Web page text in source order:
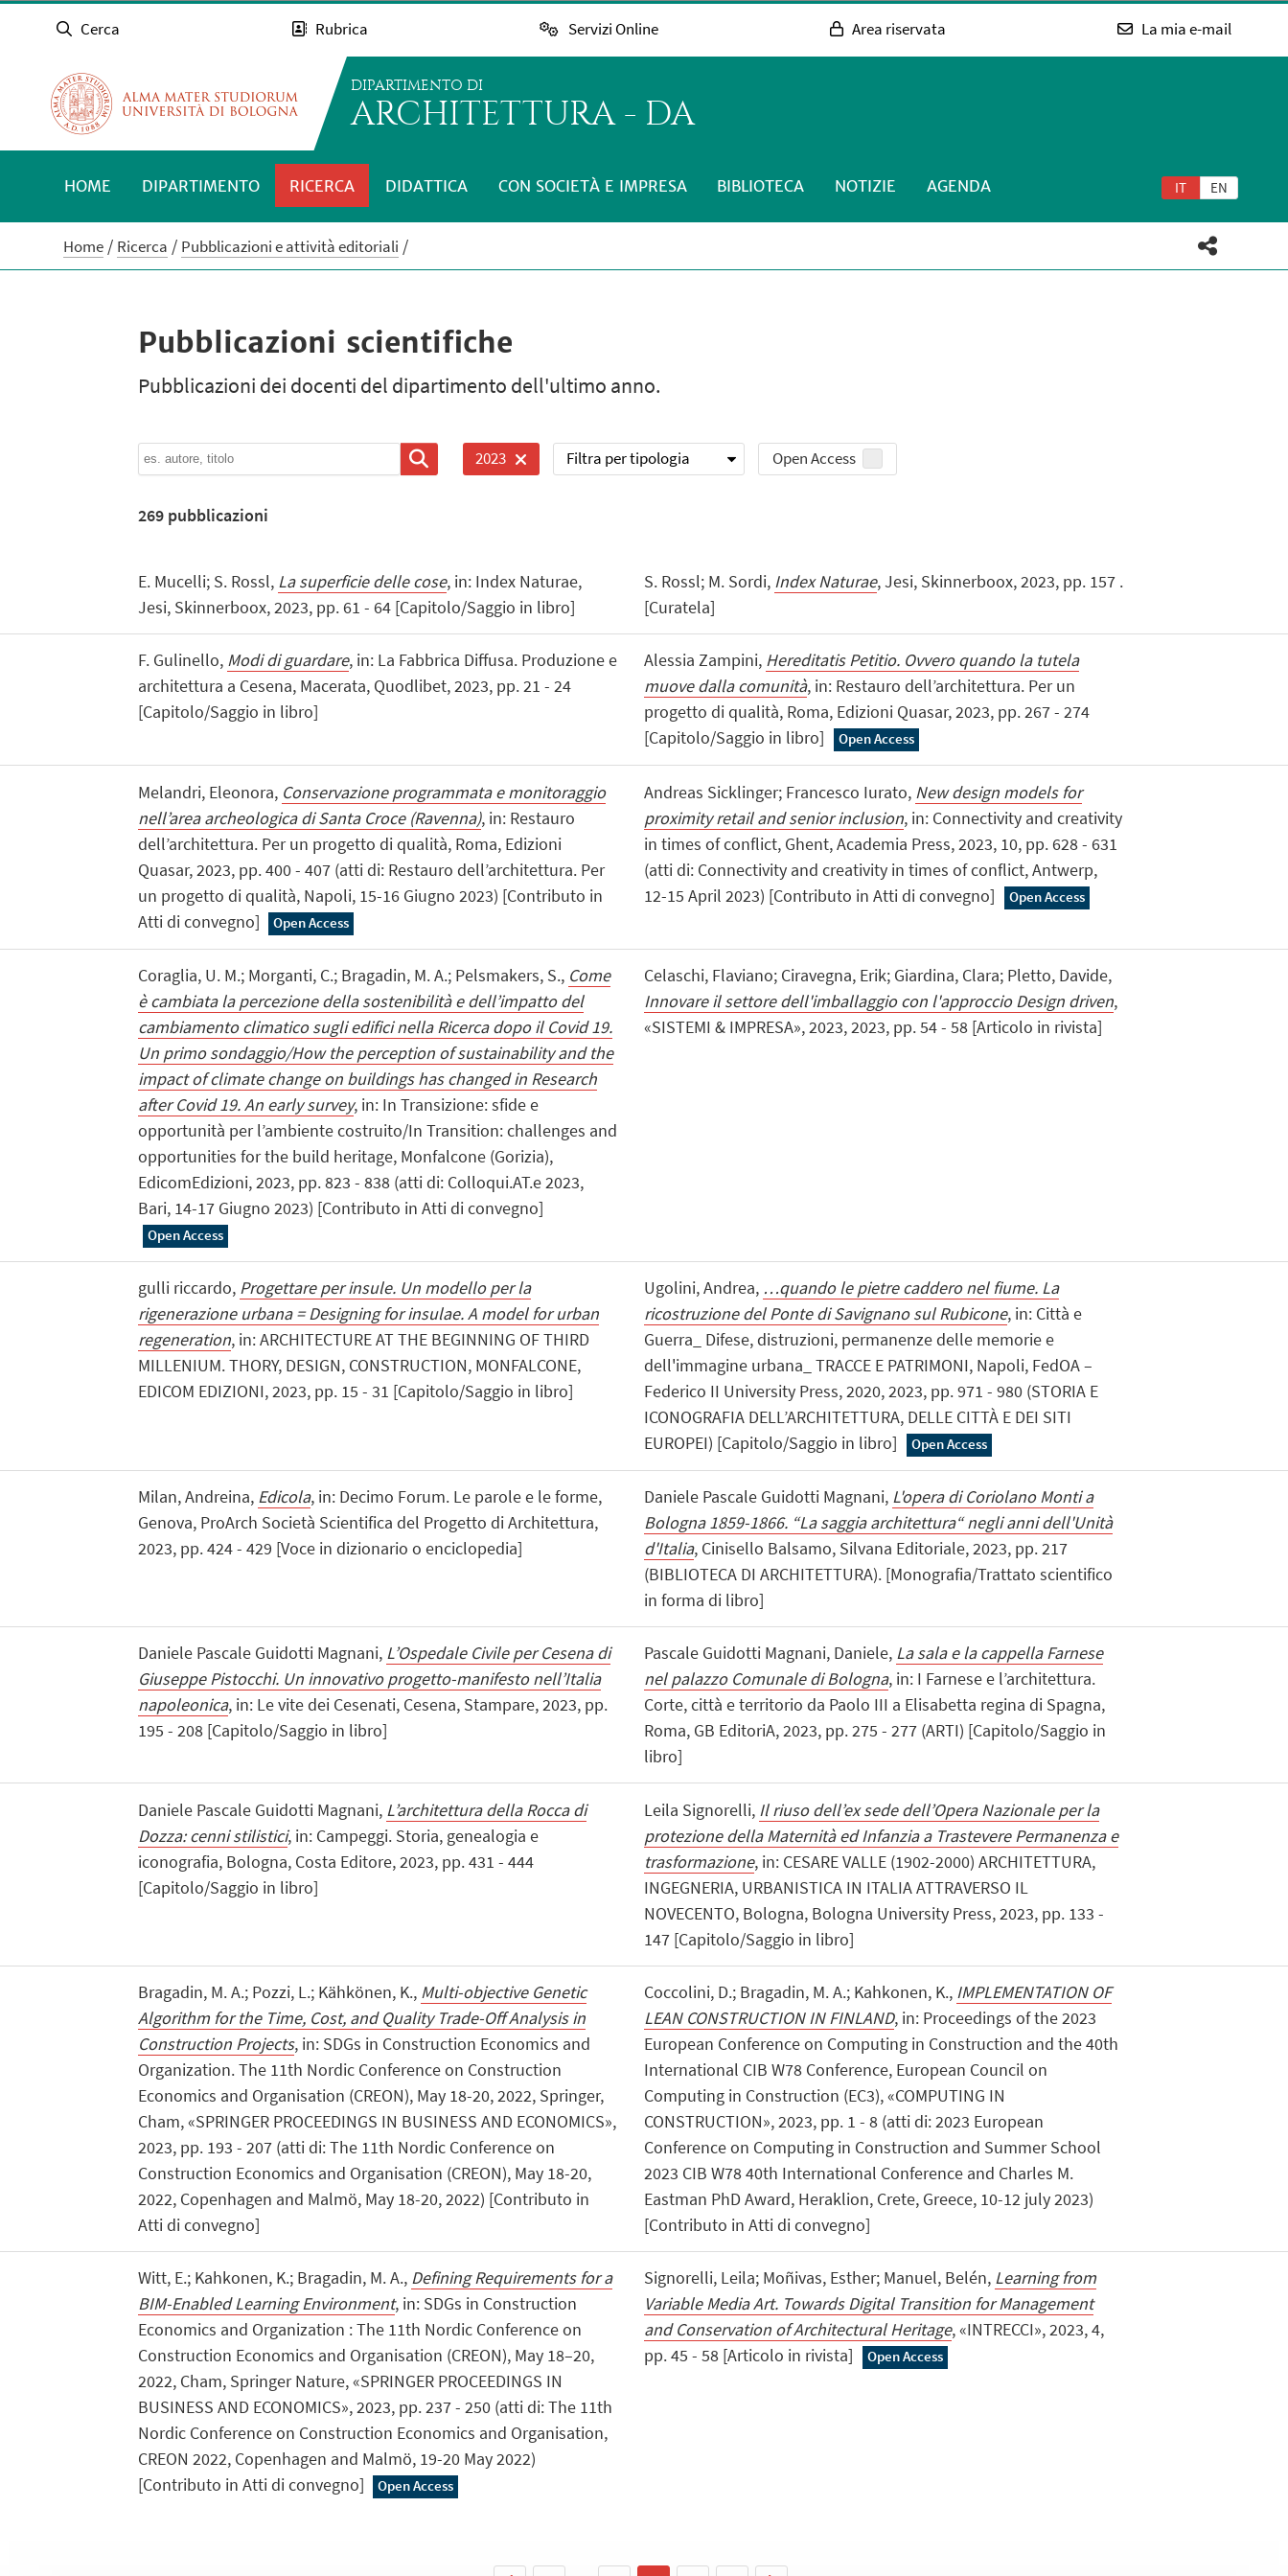
Cerca Rubrica Servizi Online Area riservata La mia e-mail
DIPARTIMENTO DI
ARCHITETTURA - DA
IT EN
HOME DIPARTIMENTO RICERCA DIDATTICA CON SOCIETÀ E IMPRESA BIBLIOTECA NOTIZIE AGENDA
Home Ricerca Pubblicazioni e attività editoriali
Pubblicazioni scientifiche
Pubblicazioni dei docenti del dipartimento dell'ultimo anno.
2023 Filtra per tipologia Open Access
269pubblicazioni
E. Mucelli; S. Rossl, La superficie delle cose, in: Index Naturae,
Jesi, Skinnerboox, 2023, pp. 61 - 64 [Capitolo/Saggio in libro]
S. Rossl; M. Sordi, Index Naturae, Jesi, Skinnerboox, 2023, pp. 157 .
[Curatela]
F. Gulinello, Modi di guardare, in: La Fabbrica Diffusa. Produzione e
architettura a Cesena, Macerata, Quodlibet, 2023, pp. 21 - 24
[Capitolo/Saggio in libro]
Alessia Zampini, Hereditatis Petitio. Ovvero quando la tutela
muove dalla comunità, in: Restauro dell’architettura. Per un
progetto di qualità, Roma, Edizioni Quasar, 2023, pp. 267 - 274
[Capitolo/Saggio in libro]
Open Access
Melandri, Eleonora, Conservazione programmata e monitoraggio
nell’area archeologica di Santa Croce (Ravenna), in: Restauro
dell’architettura. Per un progetto di qualità, Roma, Edizioni
Quasar, 2023, pp. 400 - 407 (atti di: Restauro dell’architettura. Per
un progetto di qualità, Napoli, 15-16 Giugno 2023) [Contributo in
Atti di convegno]
Open Access
Andreas Sicklinger; Francesco Iurato, New design models for
proximity retail and senior inclusion, in: Connectivity and creativity
in times of conflict, Ghent, Academia Press, 2023, 10, pp. 628 - 631
(atti di: Connectivity and creativity in times of conflict, Antwerp,
12-15 April 2023) [Contributo in Atti di convegno]
Open Access
Coraglia, U. M.; Morganti, C.; Bragadin, M. A.; Pelsmakers, S., Come
è cambiata la percezione della sostenibilità e dell’impatto del
cambiamento climatico sugli edifici nella Ricerca dopo il Covid 19.
Un primo sondaggio/How the perception of sustainability and the
impact of climate change on buildings has changed in Research
after Covid 19. An early survey, in: In Transizione: sfide e
opportunità per l’ambiente costruito/In Transition: challenges and
opportunities for the build heritage, Monfalcone (Gorizia),
EdicomEdizioni, 2023, pp. 823 - 838 (atti di: Colloqui.AT.e 2023,
Bari, 14-17 Giugno 2023) [Contributo in Atti di convegno]
Open Access
Celaschi, Flaviano; Ciravegna, Erik; Giardina, Clara; Pletto, Davide,
Innovare il settore dell'imballaggio con l'approccio Design driven,
«SISTEMI & IMPRESA», 2023, 2023, pp. 54 - 58 [Articolo in rivista]
gulli riccardo, Progettare per insule. Un modello per la
rigenerazione urbana = Designing for insulae. A model for urban
regeneration, in: ARCHITECTURE AT THE BEGINNING OF THIRD
MILLENIUM. THORY, DESIGN, CONSTRUCTION, MONFALCONE,
EDICOM EDIZIONI, 2023, pp. 15 - 31 [Capitolo/Saggio in libro]
Ugolini, Andrea, …quando le pietre caddero nel fiume. La
ricostruzione del Ponte di Savignano sul Rubicone, in: Città e
Guerra_ Difese, distruzioni, permanenze delle memorie e
dell'immagine urbana_ TRACCE E PATRIMONI, Napoli, FedOA –
Federico II University Press, 2020, 2023, pp. 971 - 980 (STORIA E
ICONOGRAFIA DELL’ARCHITETTURA, DELLE CITTÀ E DEI SITI
EUROPEI) [Capitolo/Saggio in libro]
Open Access
Milan, Andreina, Edicola, in: Decimo Forum. Le parole e le forme,
Genova, ProArch Società Scientifica del Progetto di Architettura,
2023, pp. 424 - 429 [Voce in dizionario o enciclopedia]
Daniele Pascale Guidotti Magnani, L'opera di Coriolano Monti a
Bologna 1859-1866. “La saggia architettura“ negli anni dell'Unità
d'Italia, Cinisello Balsamo, Silvana Editoriale, 2023, pp. 217
(BIBLIOTECA DI ARCHITETTURA). [Monografia/Trattato scientifico
in forma di libro]
Daniele Pascale Guidotti Magnani, L’Ospedale Civile per Cesena di
Giuseppe Pistocchi. Un innovativo progetto-manifesto nell’Italia
napoleonica, in: Le vite dei Cesenati, Cesena, Stampare, 2023, pp.
195 - 208 [Capitolo/Saggio in libro]
Pascale Guidotti Magnani, Daniele, La sala e la cappella Farnese
nel palazzo Comunale di Bologna, in: I Farnese e l’architettura.
Corte, città e territorio da Paolo III a Elisabetta regina di Spagna,
Roma, GB EditoriA, 2023, pp. 275 - 277 (ARTI) [Capitolo/Saggio in
libro]
Daniele Pascale Guidotti Magnani, L’architettura della Rocca di
Dozza: cenni stilistici, in: Campeggi. Storia, genealogia e
iconografia, Bologna, Costa Editore, 2023, pp. 431 - 444
[Capitolo/Saggio in libro]
Leila Signorelli, Il riuso dell’ex sede dell’Opera Nazionale per la
protezione della Maternità ed Infanzia a Trastevere Permanenza e
trasformazione, in: CESARE VALLE (1902-2000) ARCHITETTURA,
INGEGNERIA, URBANISTICA IN ITALIA ATTRAVERSO IL
NOVECENTO, Bologna, Bologna University Press, 2023, pp. 133 -
147 [Capitolo/Saggio in libro]
Bragadin, M. A.; Pozzi, L.; Kähkönen, K., Multi-objective Genetic
Algorithm for the Time, Cost, and Quality Trade-Off Analysis in
Construction Projects, in: SDGs in Construction Economics and
Organization. The 11th Nordic Conference on Construction
Economics and Organisation (CREON), May 18-20, 2022, Springer,
Cham, «SPRINGER PROCEEDINGS IN BUSINESS AND ECONOMICS»,
2023, pp. 193 - 207 (atti di: The 11th Nordic Conference on
Construction Economics and Organisation (CREON), May 18-20,
2022, Copenhagen and Malmö, May 18-20, 2022) [Contributo in
Atti di convegno]
Coccolini, D.; Bragadin, M. A.; Kahkonen, K., IMPLEMENTATION OF
LEAN CONSTRUCTION IN FINLAND, in: Proceedings of the 2023
European Conference on Computing in Construction and the 40th
International CIB W78 Conference, European Council on
Computing in Construction (EC3), «COMPUTING IN
CONSTRUCTION», 2023, pp. 1 - 8 (atti di: 2023 European
Conference on Computing in Construction and Summer School
2023 CIB W78 40th International Conference and Charles M.
Eastman PhD Award, Heraklion, Crete, Greece, 10-12 july 2023)
[Contributo in Atti di convegno]
Witt, E.; Kahkonen, K.; Bragadin, M. A., Defining Requirements for a
BIM-Enabled Learning Environment, in: SDGs in Construction
Economics and Organization : The 11th Nordic Conference on
Construction Economics and Organisation (CREON), May 18–20,
2022, Cham, Springer Nature, «SPRINGER PROCEEDINGS IN
BUSINESS AND ECONOMICS», 2023, pp. 237 - 250 (atti di: The 11th
Nordic Conference on Construction Economics and Organisation,
CREON 2022, Copenhagen and Malmö, 19-20 May 2022)
[Contributo in Atti di convegno]
Open Access
Signorelli, Leila; Moñivas, Esther; Manuel, Belén, Learning from
Variable Media Art. Towards Digital Transition for Management
and Conservation of Architectural Heritage, «INTRECCI», 2023, 4,
pp. 45 - 58 [Articolo in rivista]
Open Access